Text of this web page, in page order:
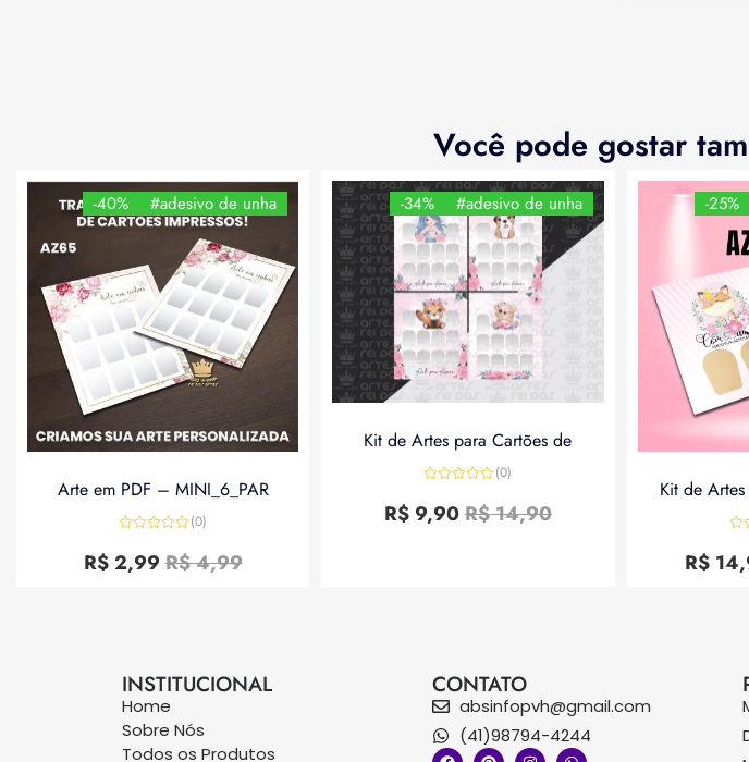
Você pode gostar
-40% #adesivo de unha
Arte em PDF – MINI_6_PAR
0
de
(0)
R$4,99
R$2,99
-34% #adesivo de unha
Kit de Artes para Cartões de
0
de
(0)
R$14,90
R$9,90
-25%
Kit de
0
de
R$
INSTITUCIONAL
Home
Sobre Nós
Todos os Produtos
CONTATO
absinfopvh@gmail.com
(41)98794-4244